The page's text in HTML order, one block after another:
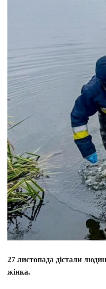
27 листопада дістали
жінка.